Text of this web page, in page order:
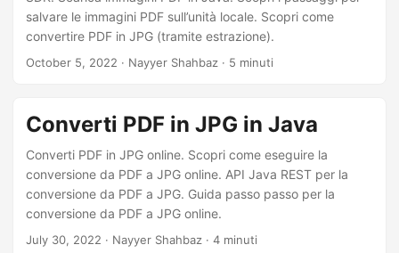
salvare le immagini PDF sull’unità locale. Scopri come
convertire PDF in JPG (tramite estrazione).
October 5, 2022 · Nayyer Shahbaz · 5 minuti
Converti PDF in JPG in Java
Converti PDF in JPG online. Scopri come eseguire la
conversione da PDF a JPG online. API Java REST per la
conversione da PDF a JPG. Guida passo passo per la
conversione da PDF a JPG online.
July 30, 2022 · Nayyer Shahbaz · 4 minuti